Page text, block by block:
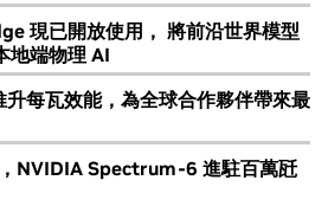
現已開放使用， 將前沿世界模型
地端物理 AI
每瓦效能，為全球合作夥伴帶來最
NVIDIA Spectrum-6 進駐百萬瓩